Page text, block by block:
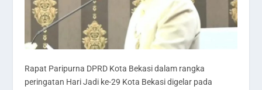
Rapat Paripurna DPRD Kota Bekasi dalam rangka
peringatan Hari Jadi ke-29 Kota Bekasi digelar pada